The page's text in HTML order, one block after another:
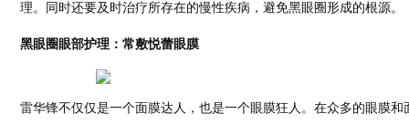
理。同时还要及时治疗所存在的慢性疾病，避免黑眼圈形成的根源。
黑眼圈眼部护理：常敷悦蕾眼膜
雷华锋不仅仅是一个面膜达人，也是一个眼膜狂人。在众多的眼膜